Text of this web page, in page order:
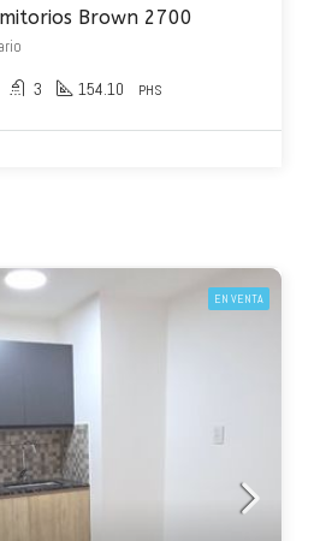
Brown 2700
3 154.10 PHS
EN VENTA